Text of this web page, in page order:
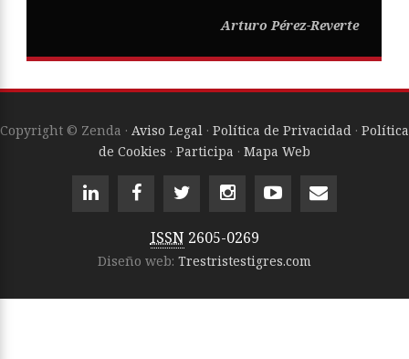
Arturo Pérez-Reverte
Copyright © Zenda · Aviso Legal · Política de Privacidad · Política
de Cookies · Participa · Mapa Web
ISSN 2605-0269
Diseño web: Trestristestigres.com